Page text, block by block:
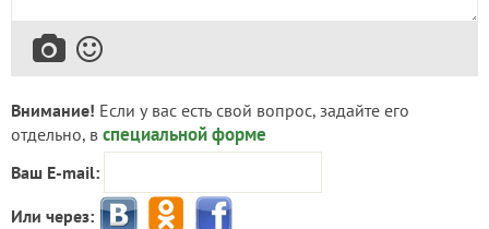
Внимание! Если у вас есть свой вопрос, задайте его
отдельно, в специальной форме
Ваш E-mail:
Или через: